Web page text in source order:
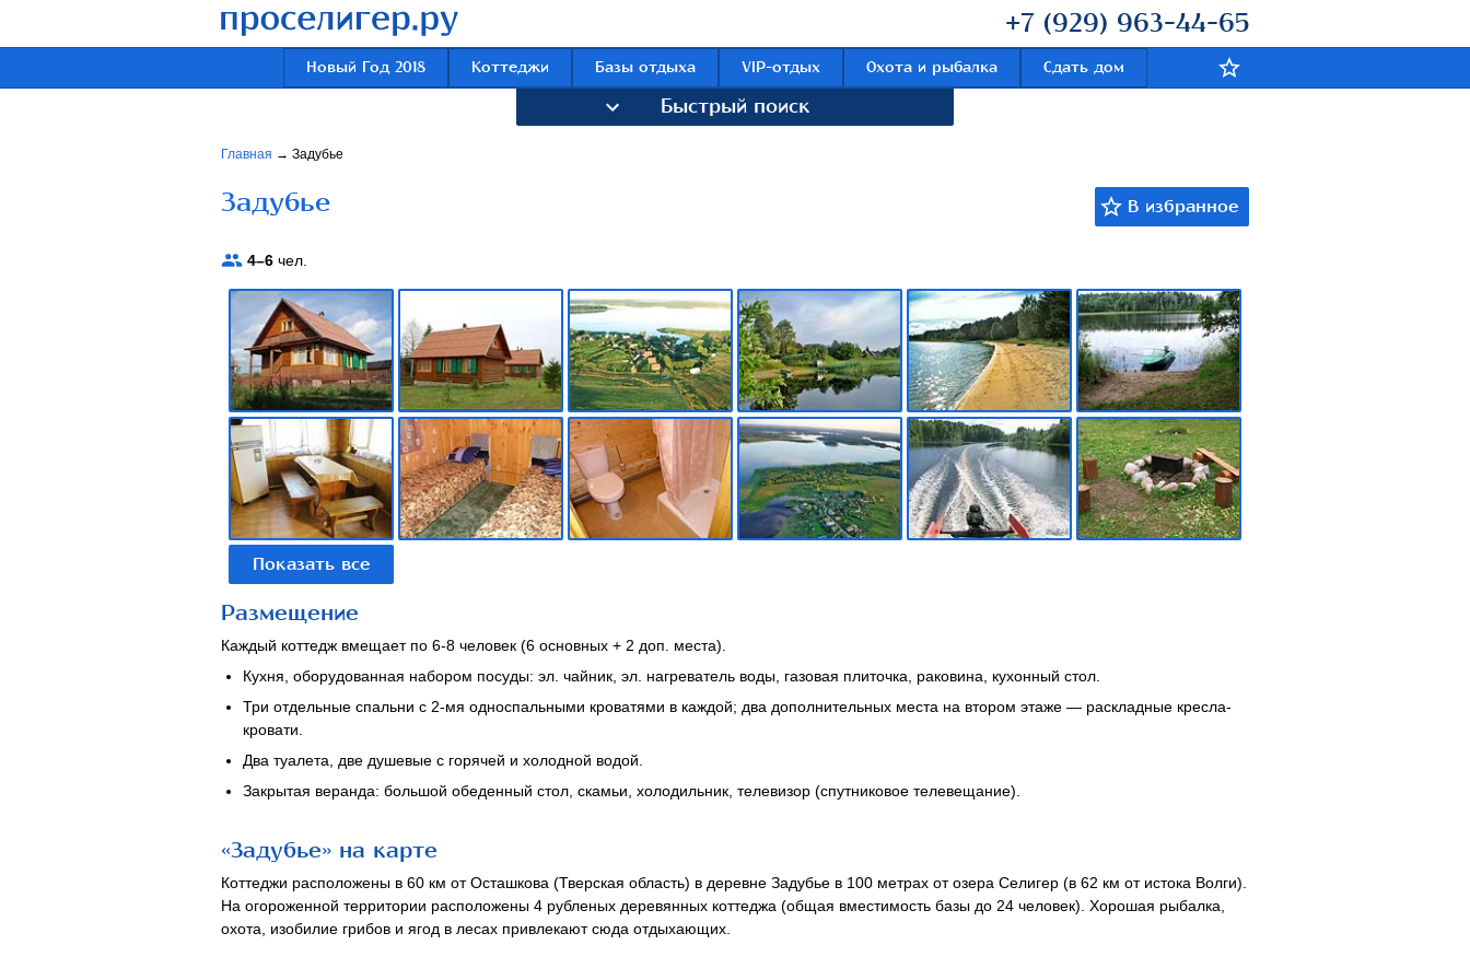
+7 (929) 963-44-65
Новый Год 2018 Коттеджи Базы отдыха VIP-отдых Охота и рыбалка Сдать дом
Быстрый поиск
Главная → Задубье
Задубье
4–6 чел.
Размещение
Каждый коттедж вмещает по 6-8 человек (6 основных + 2 доп. места).
Кухня, оборудованная набором посуды: эл. чайник, эл. нагреватель воды, газовая плиточка, раковина, кухонный стол.
Три отдельные спальни с 2-мя односпальными кроватями в каждой; два дополнительных места на втором этаже — раскладные кресла-
кровати.
Два туалета, две душевые с горячей и холодной водой.
Закрытая веранда: большой обеденный стол, скамьи, холодильник, телевизор (спутниковое телевещание).
«Задубье» на карте
Коттеджи расположены в 60 км от Осташкова (Тверская область) в деревне Задубье в 100 метрах от озера Селигер (в 62 км от истока Волги).
На огороженной территории расположены 4 рубленых деревянных коттеджа (общая вместимость базы до 24 человек). Хорошая рыбалка,
охота, изобилие грибов и ягод в лесах привлекают сюда отдыхающих.